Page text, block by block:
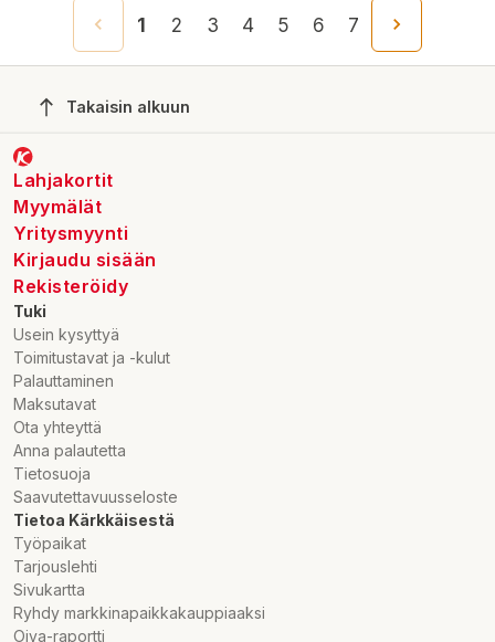
1 2 3 4 5 6 7
Takaisin alkuun
Lahjakortit
Myymälät
Yritysmyynti
Kirjaudu sisään
Rekisteröidy
Tuki
Usein kysyttyä
Toimitustavat ja -kulut
Palauttaminen
Maksutavat
Ota yhteyttä
Anna palautetta
Tietosuoja
Saavutettavuusseloste
Tietoa Kärkkäisestä
Työpaikat
Tarjouslehti
Sivukartta
Ryhdy markkinapaikkakauppiaaksi
Oiva-raportti